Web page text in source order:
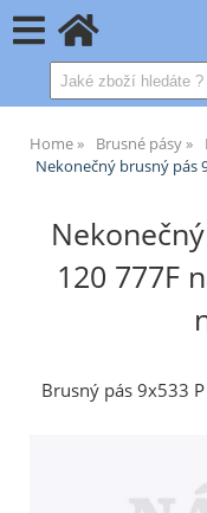
Home Brusné pásy
Nekonečný brusný pás
120 777F
Brusný pás 9x533